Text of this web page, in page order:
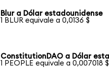
Blur a Dólar estadounidense
1 BLUR equivale a 0,0136 $
ConstitutionDAO a Dólar
1 PEOPLE equivale a 0,007018 $